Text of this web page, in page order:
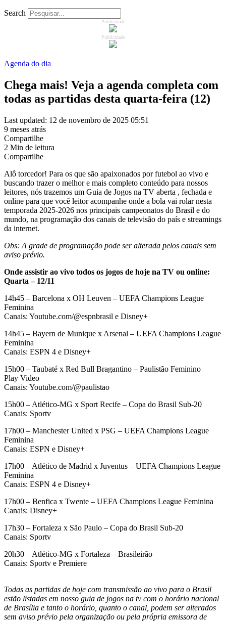
Search
Publicidade
Publicidade
Agenda do dia
Chega mais! Veja a agenda completa com
todas as partidas desta quarta-feira (12)
Last updated: 12 de novembro de 2025 05:51
9 meses atrás
Compartilhe
2 Min de leitura
Compartilhe
Alô torcedor! Para os que são apaixonados por futebol ao vivo e
buscando trazer o melhor e mais completo conteúdo para nossos
leitores, nós trazemos um Guia de Jogos na TV aberta , fechada e
online para que você leitor acompanhe onde a bola vai rolar nesta
temporada 2025-2026 nos principais campeonatos do Brasil e do
mundo, na programação dos canais de televisão do país e streamings
da internet.
Obs: A grade de programação pode ser alterada pelos canais sem
aviso prévio.
Onde assistir ao vivo todos os jogos de hoje na TV ou online:
Quarta – 12/11
14h45 – Barcelona x OH Leuven – UEFA Champions League
Feminina
Canais: Youtube.com/@espnbrasil e Disney+
14h45 – Bayern de Munique x Arsenal – UEFA Champions League
Feminina
Canais: ESPN 4 e Disney+
15h00 – Taubaté x Red Bull Bragantino – Paulistão Feminino
Play Video
Canais: Youtube.com/@paulistao
15h00 – Atlético-MG x Sport Recife – Copa do Brasil Sub-20
Canais: Sportv
17h00 – Manchester United x PSG – UEFA Champions League
Feminina
Canais: ESPN e Disney+
17h00 – Atlético de Madrid x Juventus – UEFA Champions League
Feminina
Canais: ESPN 4 e Disney+
17h00 – Benfica x Twente – UEFA Champions League Feminina
Canais: Disney+
17h30 – Fortaleza x São Paulo – Copa do Brasil Sub-20
Canais: Sportv
20h30 – Atlético-MG x Fortaleza – Brasileirão
Canais: Sportv e Premiere
Todas as partidas de hoje com transmissão ao vivo para o Brasil
estão listadas em nosso guia de jogos na tv com o horário nacional
de Brasília e tanto o horário, quanto o canal, podem ser alterados
sem aviso prévio pela organização ou pela própria emissora de